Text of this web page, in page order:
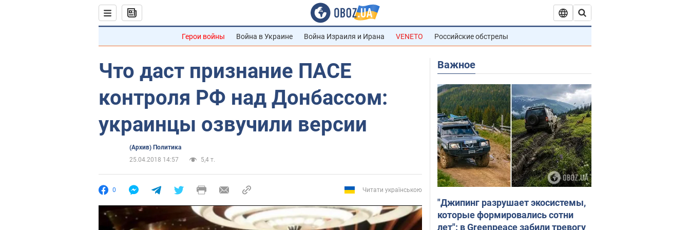
Герои войны Война в Украине Война Израиля и Ирана VENETO Российские обстрелы
Что даст признание ПАСЕ
контроля РФ над Донбассом:
украинцы озвучили версии
(Архив) Политика
25.04.2018 14:57
5,4 т.
0 Читати українською
Важное
"Джипинг разрушает экосистемы,
которые формировались сотни
лет": в Greenpeace забили тревогу